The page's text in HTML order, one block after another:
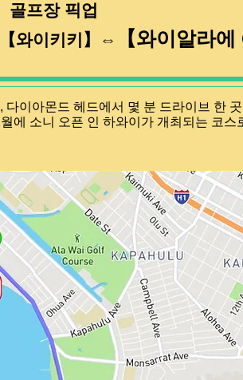
골프장 픽업
​【와이키키】⇔ 【와이알라에
다이아몬드 헤드에서 몇 분 드라이브 한
에 소니 오픈 인 하와이가 개최되는 코스